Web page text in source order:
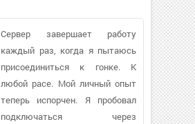
Сервер завершает работу
каждый раз, когда я пытаюсь
присоединиться к гонке. К
любой расе. Мой личный опыт
теперь испорчен. Я пробовал
подключаться через